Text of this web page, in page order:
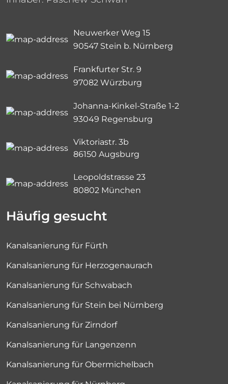
Neuwerker Weg 15
90547 Stein b. Nürnberg
Frankfurter Str. 9
97082 Würzburg
Johanna-Kinkel-Straße 1-2
93049 Regensburg
Viktoriastr. 3b
86150 Augsburg
Leopoldstrasse 23
80802 München
Häufig gesucht
Kanalsanierung für Fürth
Kanalsanierung für Herzogenaurach
Kanalsanierung für Schwabach
Kanalsanierung für Stein bei Nürnberg
Kanalsanierung für Zirndorf
Kanalsanierung für Langenzenn
Kanalsanierung für Obermichelbach